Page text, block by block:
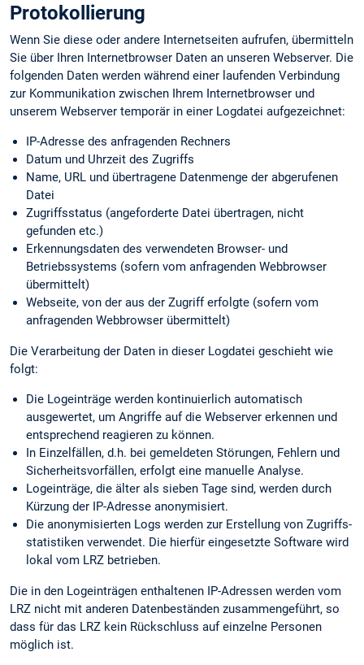
Protokollierung
Wenn Sie diese oder andere Internetseiten aufrufen, übermitteln
Sie über Ihren Internetbrowser Daten an unseren Webserver. Die
folgenden Daten werden während einer laufenden Verbindung
zur Kommunikation zwischen Ihrem Internetbrowser und
unserem Webserver temporär in einer Logdatei aufgezeichnet:
IP-Adresse des anfragenden Rechners
Datum und Uhrzeit des Zugriffs
Name, URL und übertragene Datenmenge der abgerufenen
Datei
Zugriffsstatus (angeforderte Datei übertragen, nicht
gefunden etc.)
Erkennungs­daten des verwendeten Browser- und
Betriebssystems (sofern vom anfragenden Webbrowser
übermittelt)
Webseite, von der aus der Zugriff erfolgte (sofern vom
anfragenden Webbrowser übermittelt)
Die Verarbeitung der Daten in dieser Logdatei geschieht wie
folgt:
Die Logeinträge werden kontinuierlich automatisch
ausgewertet, um Angriffe auf die Webserver erkennen und
entsprechend reagieren zu können.
In Einzelfällen, d.h. bei gemeldeten Störungen, Fehlern und
Sicherheits­vorfällen, erfolgt eine manuelle Analyse.
Logeinträge, die älter als sieben Tage sind, werden durch
Kürzung der IP-Adresse anonymisiert.
Die anonymisierten Logs werden zur Erstellung von Zugriffs­
statistiken verwendet. Die hierfür eingesetzte Software wird
lokal vom LRZ betrieben.
Die in den Logeinträgen enthaltenen IP-Adressen werden vom
LRZ nicht mit anderen Datenbeständen zusammengeführt, so
dass für das LRZ kein Rückschluss auf einzelne Personen
möglich ist.